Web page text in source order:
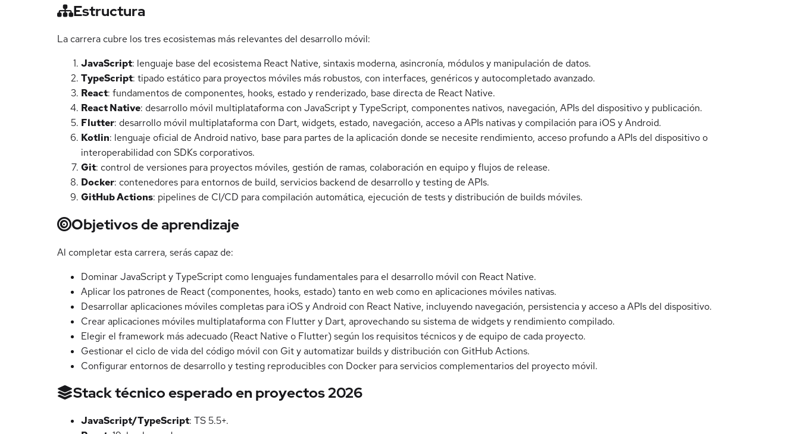
Estructura
La carrera cubre los tres ecosistemas más relevantes del desarrollo móvil:
JavaScript: lenguaje base del ecosistema React Native, sintaxis moderna, asincronía, módulos y manipulación de datos.
TypeScript: tipado estático para proyectos móviles más robustos, con interfaces, genéricos y autocompletado avanzado.
React: fundamentos de componentes, hooks, estado y renderizado, base directa de React Native.
React Native: desarrollo móvil multiplataforma con JavaScript y TypeScript, componentes nativos, navegación, APIs del dispositivo y publicación.
Flutter: desarrollo móvil multiplataforma con Dart, widgets, estado, navegación, acceso a APIs nativas y compilación para iOS y Android.
Kotlin: lenguaje oficial de Android nativo, base para partes de la aplicación donde se necesite rendimiento, acceso profundo a APIs del dispositivo o
interoperabilidad con SDKs corporativos.
Git: control de versiones para proyectos móviles, gestión de ramas, colaboración en equipo y flujos de release.
Docker: contenedores para entornos de build, servicios backend de desarrollo y testing de APIs.
GitHub Actions: pipelines de CI/CD para compilación automática, ejecución de tests y distribución de builds móviles.
Objetivos de aprendizaje
Al completar esta carrera, serás capaz de:
Dominar JavaScript y TypeScript como lenguajes fundamentales para el desarrollo móvil con React Native.
Aplicar los patrones de React (componentes, hooks, estado) tanto en web como en aplicaciones móviles nativas.
Desarrollar aplicaciones móviles completas para iOS y Android con React Native, incluyendo navegación, persistencia y acceso a APIs del dispositivo.
Crear aplicaciones móviles multiplataforma con Flutter y Dart, aprovechando su sistema de widgets y rendimiento compilado.
Elegir el framework más adecuado (React Native o Flutter) según los requisitos técnicos y de equipo de cada proyecto.
Gestionar el ciclo de vida del código móvil con Git y automatizar builds y distribución con GitHub Actions.
Configurar entornos de desarrollo y testing reproducibles con Docker para servicios complementarios del proyecto móvil.
Stack técnico esperado en proyectos 2026
JavaScript/TypeScript: TS 5.5+.